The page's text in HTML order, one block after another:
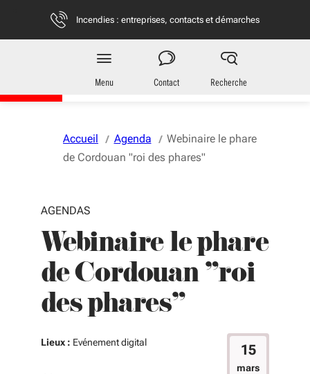
Vous naviguez en mode anonymisé,
Incendies : entreprises, contacts et démarches
Région
Nouvelle-Aquitaine
Menu Contact Recherche
Accueil Agenda
Webinaire le phare
de Cordouan "roi des phares"
AGENDAS
Webinaire le phare
de Cordouan "roi
des phares"
Lieux : Evénement digital 15
mars